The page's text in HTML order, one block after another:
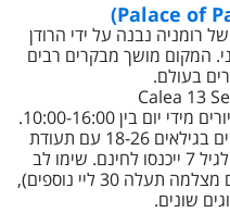
רומניה נבנה על ידי הרודן
המקום מושך מבקרים רבים
בעולם.
Calea 13
יום בין 10:00-16:00.
25 ליי לאדם. סטודנטים בגילאים 18-26 עם תעודת
סטודנט ישלמו 13 ליי. ילדים מתחת לגיל 7 ייכנסו לחינם. שימו לב
לעלויות נוספות (כך למשל כניסה עם מצלמה תעלה 30 ליי נוספים),
שונים.